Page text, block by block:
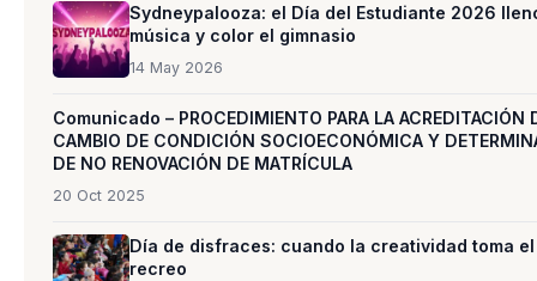
Sydneypalooza: el Día del Estudiante 2026
música y color el gimnasio
14 May 2026
Comunicado – PROCEDIMIENTO PARA LA ACREDITACIÓN
CAMBIO DE CONDICIÓN SOCIOECONÓMICA Y
DE NO RENOVACIÓN DE MATRÍCULA
20 Oct 2025
Día de disfraces: cuando la creatividad toma el
recreo